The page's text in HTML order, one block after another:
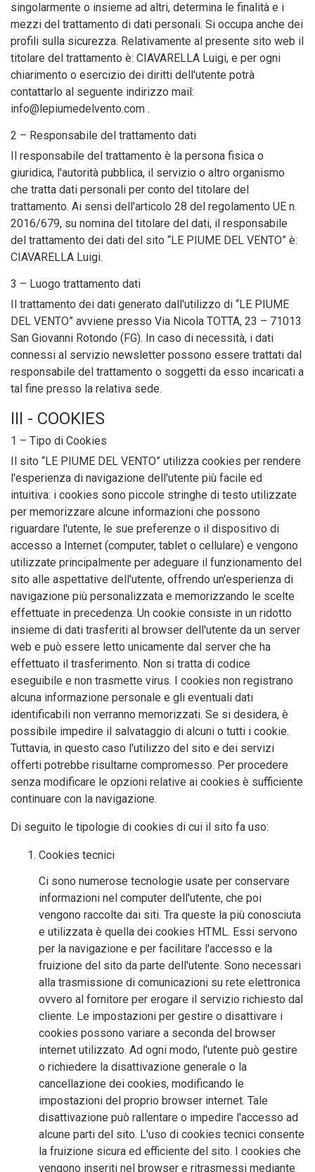
singolarmente o insieme ad altri, determina le finalità e i
mezzi del trattamento di dati personali. Si occupa anche dei
profili sulla sicurezza. Relativamente al presente sito web il
titolare del trattamento è: CIAVARELLA Luigi, e per ogni
chiarimento o esercizio dei diritti dell'utente potrà
contattarlo al seguente indirizzo mail:
info@lepiumedelvento.com .
2 – Responsabile del trattamento dati
Il responsabile del trattamento è la persona fisica o
giuridica, l'autorità pubblica, il servizio o altro organismo
che tratta dati personali per conto del titolare del
trattamento. Ai sensi dell'articolo 28 del regolamento UE n.
2016/679, su nomina del titolare del dati, il responsabile
del trattamento dei dati del sito “LE PIUME DEL VENTO” è:
CIAVARELLA Luigi.
3 – Luogo trattamento dati
Il trattamento dei dati generato dall'utilizzo di “LE PIUME
DEL VENTO” avviene presso Via Nicola TOTTA, 23 – 71013
San Giovanni Rotondo (FG). In caso di necessità, i dati
connessi al servizio newsletter possono essere trattati dal
responsabile del trattamento o soggetti da esso incaricati a
tal fine presso la relativa sede.
III - COOKIES
1 – Tipo di Cookies
Il sito “LE PIUME DEL VENTO” utilizza cookies per rendere
l'esperienza di navigazione dell'utente più facile ed
intuitiva: i cookies sono piccole stringhe di testo utilizzate
per memorizzare alcune informazioni che possono
riguardare l'utente, le sue preferenze o il dispositivo di
accesso a Internet (computer, tablet o cellulare) e vengono
utilizzate principalmente per adeguare il funzionamento del
sito alle aspettative dell'utente, offrendo un'esperienza di
navigazione più personalizzata e memorizzando le scelte
effettuate in precedenza. Un cookie consiste in un ridotto
insieme di dati trasferiti al browser dell'utente da un server
web e può essere letto unicamente dal server che ha
effettuato il trasferimento. Non si tratta di codice
eseguibile e non trasmette virus. I cookies non registrano
alcuna informazione personale e gli eventuali dati
identificabili non verranno memorizzati. Se si desidera, è
possibile impedire il salvataggio di alcuni o tutti i cookie.
Tuttavia, in questo caso l'utilizzo del sito e dei servizi
offerti potrebbe risultarne compromesso. Per procedere
senza modificare le opzioni relative ai cookies è sufficiente
continuare con la navigazione.
Di seguito le tipologie di cookies di cui il sito fa uso:
Cookies tecnici
Ci sono numerose tecnologie usate per conservare
informazioni nel computer dell'utente, che poi
vengono raccolte dai siti. Tra queste la più conosciuta
e utilizzata è quella dei cookies HTML. Essi servono
per la navigazione e per facilitare l'accesso e la
fruizione del sito da parte dell'utente. Sono necessari
alla trasmissione di comunicazioni su rete elettronica
ovvero al fornitore per erogare il servizio richiesto dal
cliente. Le impostazioni per gestire o disattivare i
cookies possono variare a seconda del browser
internet utilizzato. Ad ogni modo, l'utente può gestire
o richiedere la disattivazione generale o la
cancellazione dei cookies, modificando le
impostazioni del proprio browser internet. Tale
disattivazione può rallentare o impedire l'accesso ad
alcune parti del sito. L'uso di cookies tecnici consente
la fruizione sicura ed efficiente del sito. I cookies che
vengono inseriti nel browser e ritrasmessi mediante